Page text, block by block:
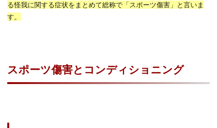
る怪我に関する症状をまとめて総称で「スポーツ傷害」と言いま
す。
スポーツ傷害とコンディショニング